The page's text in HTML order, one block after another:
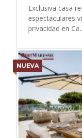
Exclusiva casa
espectaculares
privacidad en
NUEVA